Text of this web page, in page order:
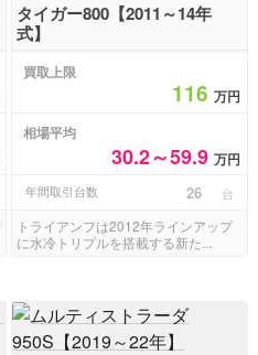
タイガー800【2011～14年
式】
買取上限
116 万円
相場平均
30.2～59.9 万円
年間取引台数 26 台
トライアンフは2012年ラインアップ
に水冷トリプルを搭載する新た...